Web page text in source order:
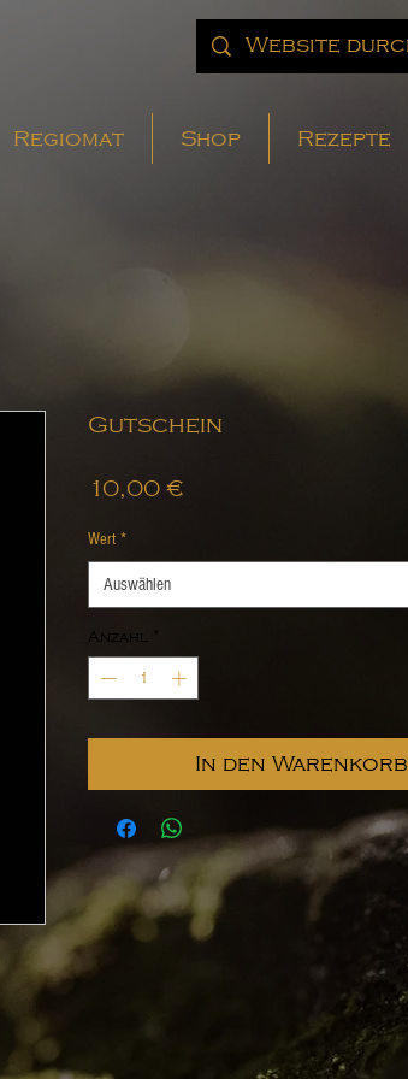
Regiomat Shop Rezepte
Gutschein
10,00 €Preis
Wert *
Auswählen
Anzahl *
In den Warenkorb